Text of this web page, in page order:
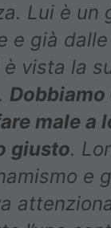
Lui è un
e già
vista la
Dobbiamo
male a
giusto.
e